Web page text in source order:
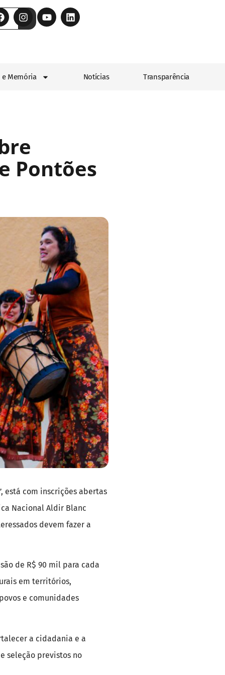
e Memória Notícias Transparência
Pontões
está com inscrições abertas
Nacional Aldir Blanc
devem fazer a
de R$ 90 mil para cada
em territórios,
e comunidades
a cidadania e a
seleção previstos no